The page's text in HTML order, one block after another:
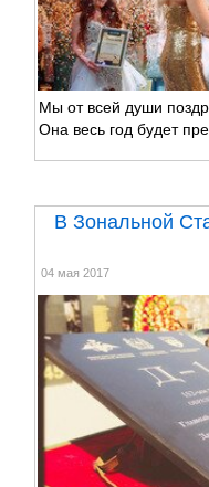
Мы от всей души
Она весь год будет
В Зональной
04 мая 2017